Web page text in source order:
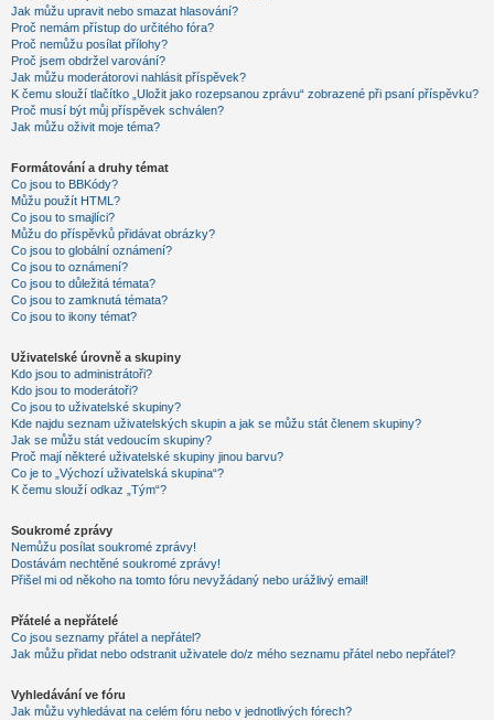
Jak můžu upravit nebo smazat hlasování?
Proč nemám přístup do určitého fóra?
Proč nemůžu posílat přílohy?
Proč jsem obdržel varování?
Jak můžu moderátorovi nahlásit příspěvek?
K čemu slouží tlačítko „Uložit jako rozepsanou zprávu“ zobrazené při psaní příspěvku?
Proč musí být můj příspěvek schválen?
Jak můžu oživit moje téma?
Formátování a druhy témat
Co jsou to BBKódy?
Můžu použít HTML?
Co jsou to smajlíci?
Můžu do příspěvků přidávat obrázky?
Co jsou to globální oznámení?
Co jsou to oznámení?
Co jsou to důležitá témata?
Co jsou to zamknutá témata?
Co jsou to ikony témat?
Uživatelské úrovně a skupiny
Kdo jsou to administrátoři?
Kdo jsou to moderátoři?
Co jsou to uživatelské skupiny?
Kde najdu seznam uživatelských skupin a jak se můžu stát členem skupiny?
Jak se můžu stát vedoucím skupiny?
Proč mají některé uživatelské skupiny jinou barvu?
Co je to „Výchozí uživatelská skupina“?
K čemu slouží odkaz „Tým“?
Soukromé zprávy
Nemůžu posílat soukromé zprávy!
Dostávám nechtěné soukromé zprávy!
Přišel mi od někoho na tomto fóru nevyžádaný nebo urážlivý email!
Přátelé a nepřátelé
Co jsou seznamy přátel a nepřátel?
Jak můžu přidat nebo odstranit uživatele do/z mého seznamu přátel nebo nepřátel?
Vyhledávání ve fóru
Jak můžu vyhledávat na celém fóru nebo v jednotlivých fórech?